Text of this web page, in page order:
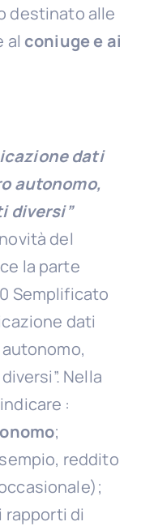
destinato alle
al coniuge e ai
dati
autonomo,
diversi”
del
la parte
Semplificato
dati
Nella
:
;
reddito
rapporti di